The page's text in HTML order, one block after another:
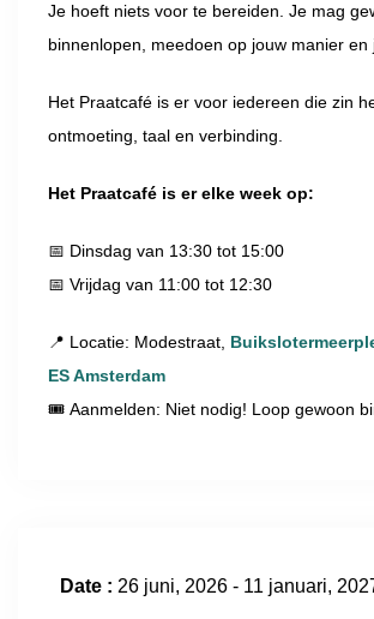
Je hoeft niets voor te bereiden. Je mag
binnenlopen, meedoen op jouw manier en
Het Praatcafé is er voor iedereen die zin
ontmoeting, taal en verbinding.
Het Praatcafé is er elke week op:
📅 Dinsdag van 13:30 tot 15:00
📅 Vrijdag van 11:00 tot 12:30
📍 Locatie: Modestraat,
ES Amsterdam
🎟 Aanmelden: Niet nodig! Loop gewoon
Date : 26 juni, 2026 - 11 januari,